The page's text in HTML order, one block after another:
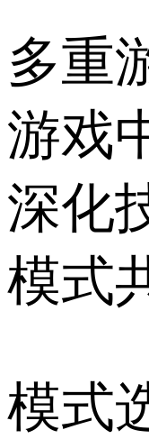
多重
游戏
深化
模式
模式